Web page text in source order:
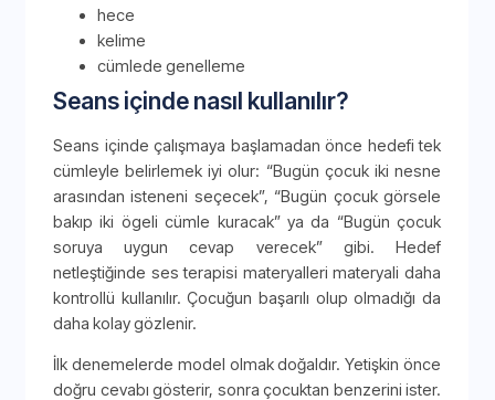
hece
kelime
cümlede genelleme
Seans içinde nasıl kullanılır?
Seans içinde çalışmaya başlamadan önce hedefi tek
cümleyle belirlemek iyi olur: “Bugün çocuk iki nesne
arasından isteneni seçecek”, “Bugün çocuk görsele
bakıp iki ögeli cümle kuracak” ya da “Bugün çocuk
soruya uygun cevap verecek” gibi. Hedef
netleştiğinde ses terapisi materyalleri materyali daha
kontrollü kullanılır. Çocuğun başarılı olup olmadığı da
daha kolay gözlenir.
İlk denemelerde model olmak doğaldır. Yetişkin önce
doğru cevabı gösterir, sonra çocuktan benzerini ister.